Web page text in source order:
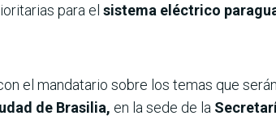
para el sistema eléctrico
el mandatario sobre los temas que
de Brasilia, en la sede de la